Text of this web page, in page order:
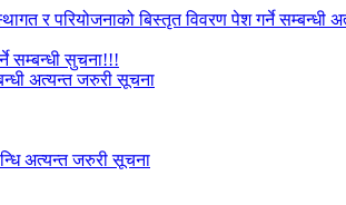
र परियोजनाको बिस्तृत विवरण पेश गर्ने सम्बन्धी
सम्बन्धी सुचना!!!
अत्यन्त जरुरी सूचना
अत्यन्त जरुरी सूचना